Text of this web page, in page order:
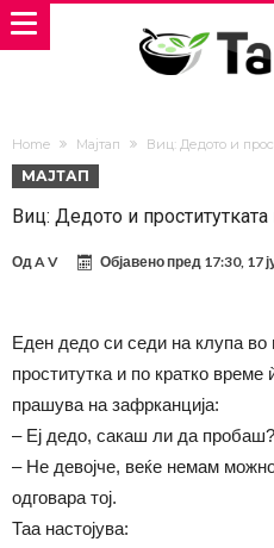
Home Мајтап Виц: Дедото и
МАЈТАП
Виц: Дедото и
ОдA V Објавено пред 17:30, 17
Еден дедо си седи на клупа во
проститутка и по кратко време
прашува на зафрканција:
– Еј дедо, сакаш ли да пробаш?
– Не девојче, веќе немам
одговара тој.
Таа настојува: